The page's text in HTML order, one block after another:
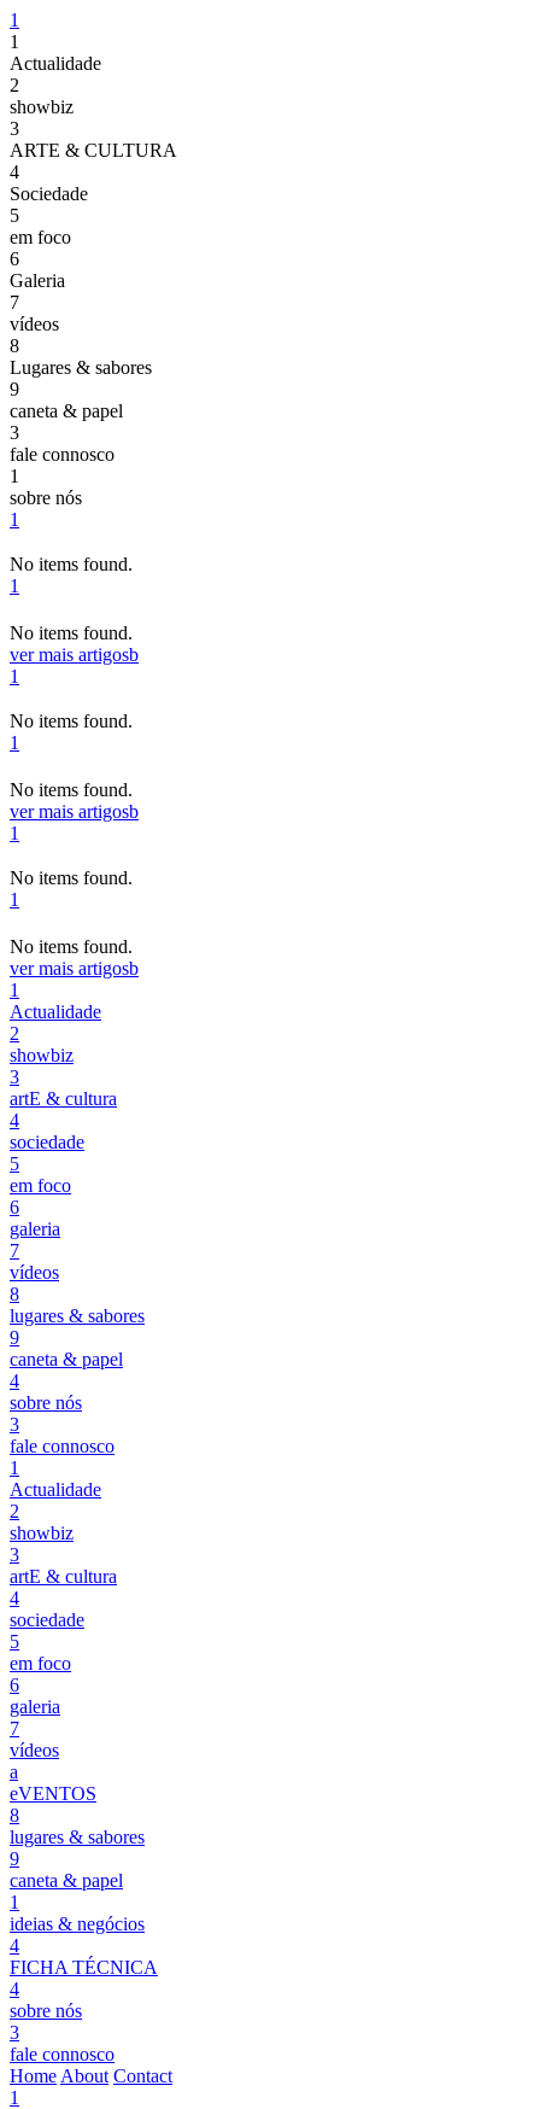
1
1
Actualidade
2
showbiz
3
ARTE & CULTURA
4
Sociedade
5
em foco
6
Galeria
7
vídeos
8
Lugares & sabores
9
caneta & papel
3
fale connosco
1
sobre nós
1
No items found.
1
No items found.
ver mais artigosb
1
No items found.
1
No items found.
ver mais artigosb
1
No items found.
1
No items found.
ver mais artigosb
1
Actualidade
2
showbiz
3
artE & cultura
4
sociedade
5
em foco
6
galeria
7
vídeos
8
lugares & sabores
9
caneta & papel
4
sobre nós
3
fale connosco
1
Actualidade
2
showbiz
3
artE & cultura
4
sociedade
5
em foco
6
galeria
7
vídeos
a
eVENTOS
8
lugares & sabores
9
caneta & papel
1
ideias & negócios
4
FICHA TÉCNICA
4
sobre nós
3
fale connosco
Home About Contact
1